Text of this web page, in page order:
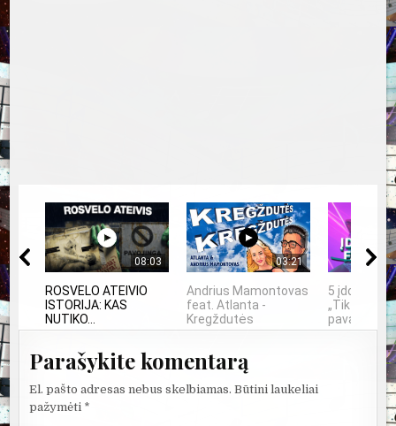
08:03
ROSVELO ATEIVIO
ISTORIJA: KAS
NUTIKO...
03:21
Andrius Mamontovas
feat. Atlanta -
Kregždutės
5 įdomūs
„TikTok“:
Parašykite komentarą
El. pašto adresas nebus skelbiamas. Būtini laukeliai
pažymėti *